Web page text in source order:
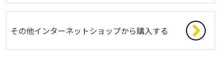
その他インターネットショップから購入する